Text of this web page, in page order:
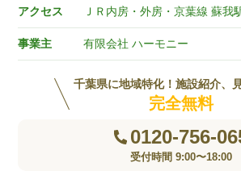
アクセス ＪＲ内房・外房・京葉線 蘇我
事業主 有限会社 ハーモニー
千葉県に地域特化！施設紹介、
完全無料
0120-756-
受付時間 9:00〜18:00